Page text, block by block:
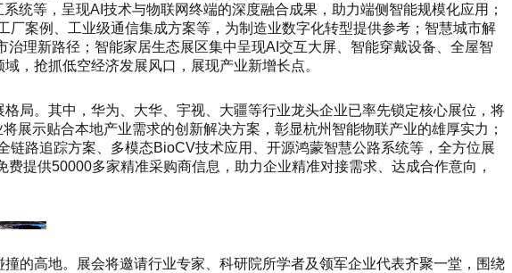
统等，呈现AI技术与物联网终端的深度融合成果，助力端侧智能规模化应用；
案例、工业级通信集成方案等，为制造业数字化转型提供参考；智慧城市解
理新路径；智能家居生态展区集中呈现AI交互大屏、智能穿戴设备、全屋智
，抢抓低空经济发展风口，展现产业新增长点。
局。其中，华为、大华、宇视、大疆等行业龙头企业已率先锁定核心展位，将
展示贴合本地产业需求的创新解决方案，彰显杭州智能物联产业的雄厚实力；
路追踪方案、多模态BioCV技术应用、开源鸿蒙智慧公路系统等，全方位展
提供50000多家精准采购商信息，助力企业精准对接需求、达成合作意向，
的高地。展会将邀请行业专家、科研院所学者及领军企业代表齐聚一堂，围绕